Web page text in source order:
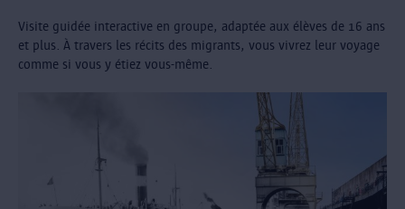
Visite guidée interactive en groupe, adaptée aux élèves de 16 ans
et plus. À travers les récits des migrants, vous vivrez leur voyage
comme si vous y étiez vous-même.